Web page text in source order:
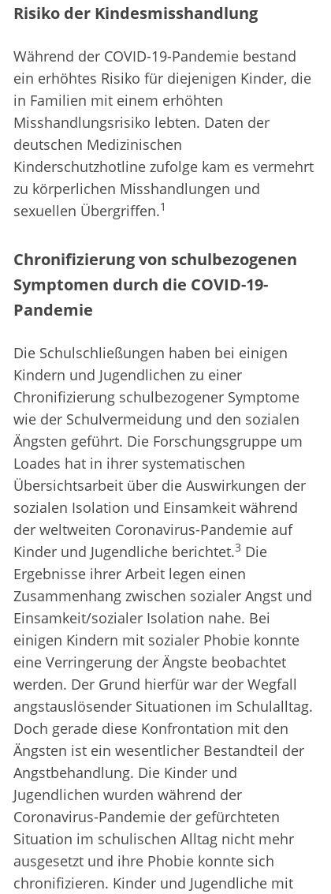
Risiko der Kindesmisshandlung
Während der COVID-19-Pandemie bestand
ein erhöhtes Risiko für diejenigen Kinder, die
in Familien mit einem erhöhten
Misshandlungsrisiko lebten. Daten der
deutschen Medizinischen
Kinderschutzhotline zufolge kam es vermehrt
zu körperlichen Misshandlungen und
sexuellen Übergriffen.1
Chronifizierung von schulbezogenen
Symptomen durch die COVID-19-
Pandemie
Die Schulschließungen haben bei einigen
Kindern und Jugendlichen zu einer
Chronifizierung schulbezogener Symptome
wie der Schulvermeidung und den sozialen
Ängsten geführt. Die Forschungsgruppe um
Loades hat in ihrer systematischen
Übersichtsarbeit über die Auswirkungen der
sozialen Isolation und Einsamkeit während
der weltweiten Coronavirus-Pandemie auf
Kinder und Jugendliche berichtet.3 Die
Ergebnisse ihrer Arbeit legen einen
Zusammenhang zwischen sozialer Angst und
Einsamkeit/sozialer Isolation nahe. Bei
einigen Kindern mit sozialer Phobie konnte
eine Verringerung der Ängste beobachtet
werden. Der Grund hierfür war der Wegfall
angstauslösender Situationen im Schulalltag.
Doch gerade diese Konfrontation mit den
Ängsten ist ein wesentlicher Bestandteil der
Angstbehandlung. Die Kinder und
Jugendlichen wurden während der
Coronavirus-Pandemie der gefürchteten
Situation im schulischen Alltag nicht mehr
ausgesetzt und ihre Phobie konnte sich
chronifizieren. Kinder und Jugendliche mit